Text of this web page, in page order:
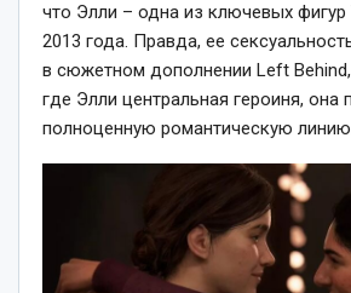
что Элли – одна из ключевых
2013 года. Правда, ее
в сюжетном дополнении Left Behind,
где Элли центральная героиня, она
полноценную романтическую